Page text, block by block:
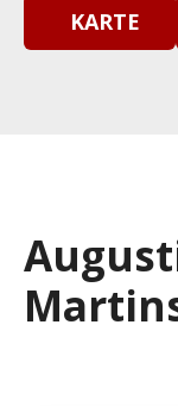
KARTE